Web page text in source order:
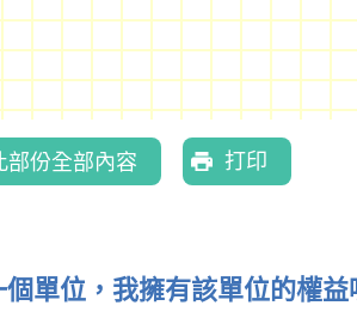
部份全部內容 打印
單位，我擁有該單位的權益